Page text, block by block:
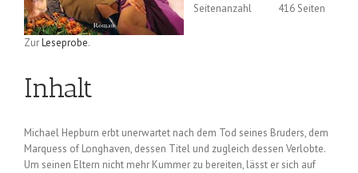
Seitenanzahl 416 Seiten
ZurLeseprobe.
Inhalt
Michael Hepburn erbt unerwartet nach dem Tod seines Bruders, dem
Marquess of Longhaven, dessen Titel und zugleich dessen Verlobte.
Um seinen Eltern nicht mehr Kummer zu bereiten, lässt er sich auf